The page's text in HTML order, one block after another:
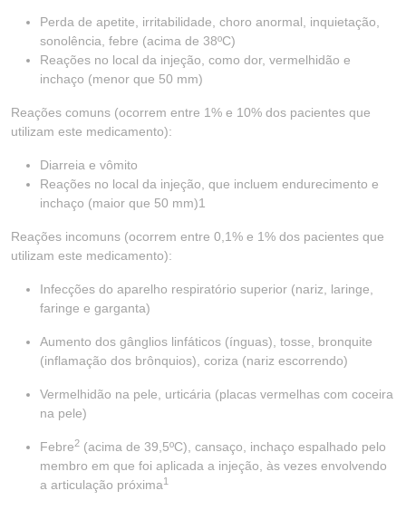
Perda de apetite, irritabilidade, choro anormal, inquietação,
sonolência, febre (acima de 38ºC)
Reações no local da injeção, como dor, vermelhidão e
inchaço (menor que 50 mm)
Reações comuns (ocorrem entre 1% e 10% dos pacientes que
utilizam este medicamento):
Diarreia e vômito
Reações no local da injeção, que incluem endurecimento e
inchaço (maior que 50 mm)1
Reações incomuns (ocorrem entre 0,1% e 1% dos pacientes que
utilizam este medicamento):
Infecções do aparelho respiratório superior (nariz, laringe,
faringe e garganta)
Aumento dos gânglios linfáticos (ínguas), tosse, bronquite
(inflamação dos brônquios), coriza (nariz escorrendo)
Vermelhidão na pele, urticária (placas vermelhas com coceira
na pele)
Febre2 (acima de 39,5ºC), cansaço, inchaço espalhado pelo
membro em que foi aplicada a injeção, às vezes envolvendo
a articulação próxima1